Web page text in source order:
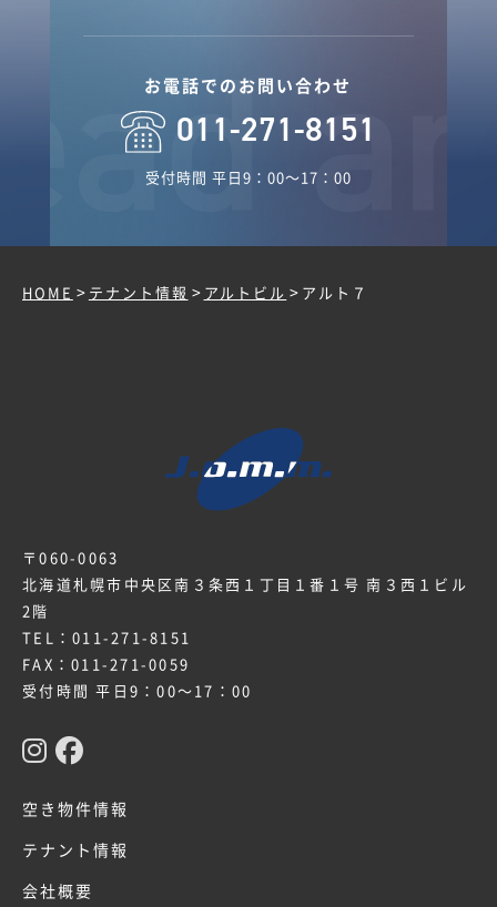
お電話でのお問い合わせ
011-271-8151
受付時間 平日9：00～17：00
HOME > テナント情報 > アルトビル > アルト７
〒060-0063
北海道札幌市中央区南３条西１丁目１番１号 南３西１ビル
2階
TEL： 011-271-8151
FAX：011-271-0059
受付時間 平日9：00～17：00
空き物件情報
テナント情報
会社概要